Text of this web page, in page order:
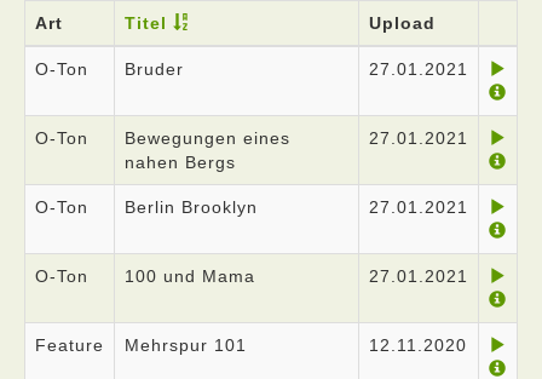
Art
Titel Upload
O-Ton Bruder 27.01.2021
O-Ton
Bewegungen eines
nahen Bergs
27.01.2021
O-Ton Berlin Brooklyn 27.01.2021
O-Ton 100 und Mama 27.01.2021
Feature Mehrspur 101 12.11.2020